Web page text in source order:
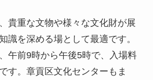
貴重な文物や様々な文化財が展
識を深める場として最適です。
午前9時から午後5時で、入場料
す。章貢区文化センターもま